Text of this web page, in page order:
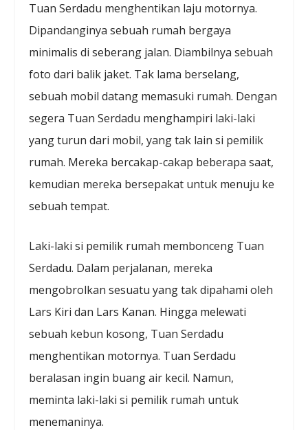
Tuan Serdadu menghentikan laju motornya.
Dipandanginya sebuah rumah bergaya
minimalis di seberang jalan. Diambilnya sebuah
foto dari balik jaket. Tak lama berselang,
sebuah mobil datang memasuki rumah. Dengan
segera Tuan Serdadu menghampiri laki-laki
yang turun dari mobil, yang tak lain si pemilik
rumah. Mereka bercakap-cakap beberapa saat,
kemudian mereka bersepakat untuk menuju ke
sebuah tempat.
Laki-laki si pemilik rumah membonceng Tuan
Serdadu. Dalam perjalanan, mereka
mengobrolkan sesuatu yang tak dipahami oleh
Lars Kiri dan Lars Kanan. Hingga melewati
sebuah kebun kosong, Tuan Serdadu
menghentikan motornya. Tuan Serdadu
beralasan ingin buang air kecil. Namun,
meminta laki-laki si pemilik rumah untuk
menemaninya.